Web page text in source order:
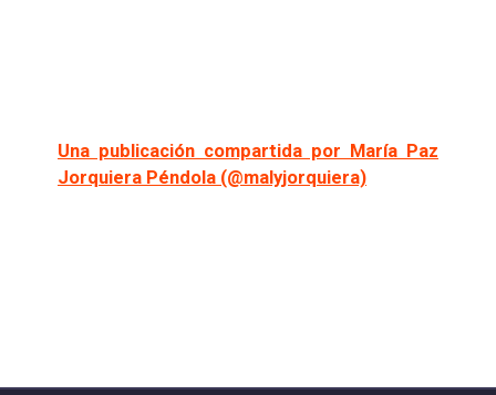
Una publicación compartida por María Paz
Jorquiera Péndola (@malyjorquiera)